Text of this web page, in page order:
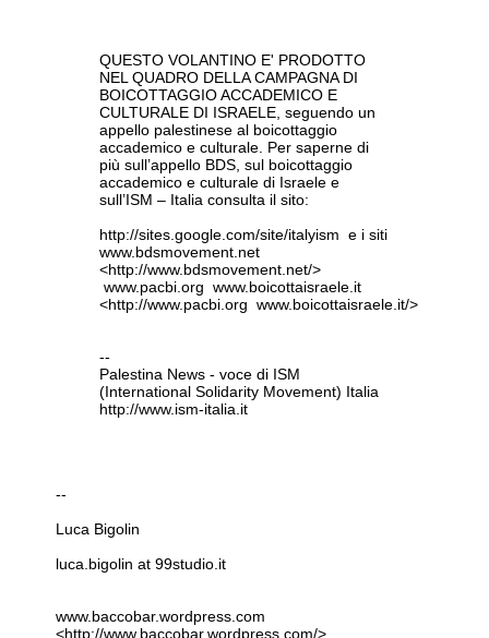
QUESTO VOLANTINO E' PRODOTTO
NEL QUADRO DELLA CAMPAGNA DI
BOICOTTAGGIO ACCADEMICO E
CULTURALE DI ISRAELE, seguendo un
appello palestinese al boicottaggio
accademico e culturale. Per saperne di
più sull’appello BDS, sul boicottaggio
accademico e culturale di Israele e
sull’ISM – Italia consulta il sito:
http://sites.google.com/site/italyism e i siti
www.bdsmovement.net
<http://www.bdsmovement.net/>
www.pacbi.org www.boicottaisraele.it
<http://www.pacbi.org www.boicottaisraele.it/>
--
Palestina News - voce di ISM
(International Solidarity Movement) Italia
http://www.ism-italia.it
--
Luca Bigolin
luca.bigolin at 99studio.it
www.baccobar.wordpress.com
<http://www.baccobar.wordpress.com/>